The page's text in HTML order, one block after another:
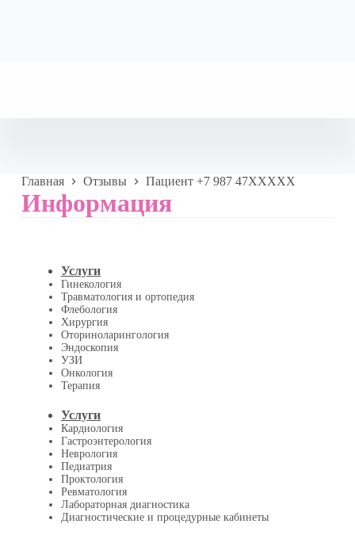
Главная Отзывы Пациент +7 987 47XXXXX
Информация
Услуги
Гинекология
Травматология и ортопедия
Флебология
Хирургия
Оториноларингология
Эндоскопия
УЗИ
Онкология
Терапия
Услуги
Кардиология
Гастроэнтерология
Неврология
Педиатрия
Проктология
Ревматология
Лабораторная диагностика
Диагностические и процедурные кабинеты